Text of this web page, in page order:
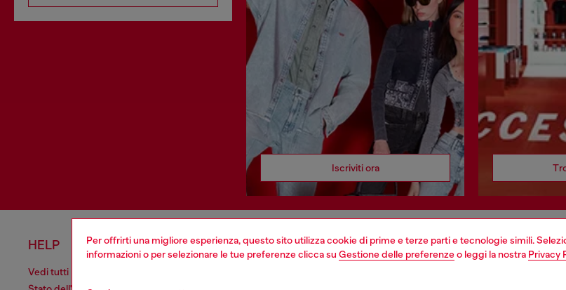
Per offrirti una migliore esperienza, questo sito utilizza cookie di prime e terze parti e tecnologie simili.
informazioni o per selezionare le tue preferenze clicca su Gestione delle preferenzeo leggi la nostra Privacy
Iscriviti ora
HELP
Vedi tutti
AREA LEGAL WORLD OF